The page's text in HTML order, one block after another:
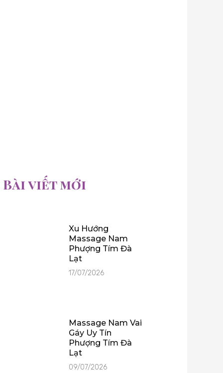
Bài viết mới
Xu Hướng
Massage Nam
Phượng Tím Đà
Lạt
17/07/2026
Massage Nam Vai
Gáy Uy Tín
Phượng Tím Đà
Lạt
09/07/2026